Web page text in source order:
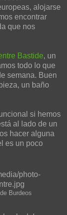
alojarse
encontrar
que nos
Bastide, un
todo lo que
semana. Buen
un baño
si hemos
al lado de un
hacer alguna
es un poco
Burdeos